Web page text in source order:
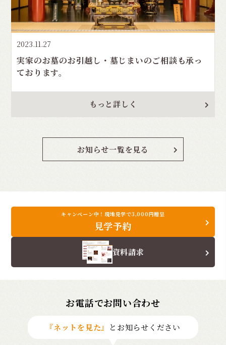
2023.11.27
実家のお墓のお引越し・墓じまいのご相談も承っ
ております。
もっと詳しく
お知らせ一覧を見る
キャンペーン中！現地見学で3,000円贈呈
見学予約
資料請求
お電話でお問い合わせ
『ネットを見た』 とお知らせください